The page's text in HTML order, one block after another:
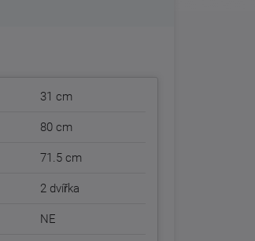
31 cm
80 cm
71.5 cm
2 dvířka
NE